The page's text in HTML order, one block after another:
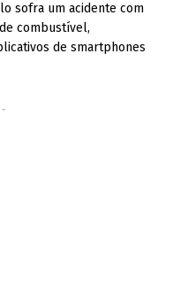
sofra um acidente com
combustível,
de smartphones
-